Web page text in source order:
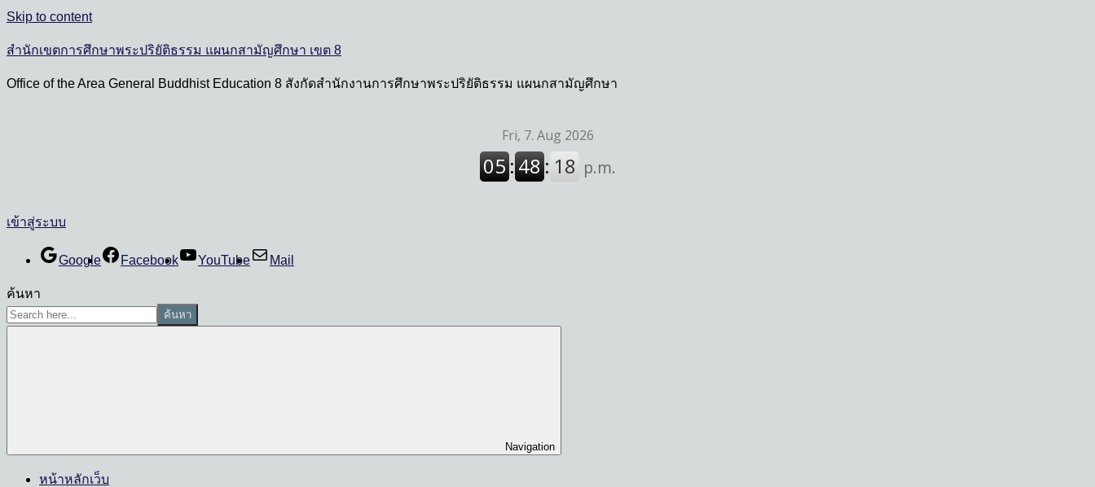
Skip to content
สำนักเขตการศึกษาพระปริยัติธรรม แผนกสามัญศึกษา เขต 8
Office of the Area General Buddhist Education 8 สังกัดสำนักงานการศึกษาพระปริยัติธรรม แผนกสามัญศึกษา
เข้าสู่ระบบ
Google Facebook YouTube Mail
ค้นหา
ค้นหา
Navigation
หน้าหลักเว็บ